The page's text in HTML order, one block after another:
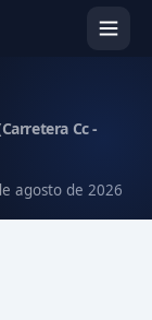
Cc -
agosto de 2026